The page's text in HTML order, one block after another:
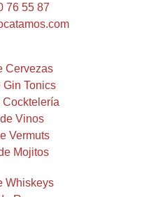
76 55 87
Cervezas
Gin Tonics
Cocktelería
Vinos
Vermuts
Mojitos
Whiskeys